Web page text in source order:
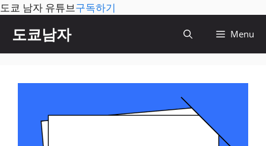
도쿄 남자 유튜브구독하기
츠
도쿄남자 Menu